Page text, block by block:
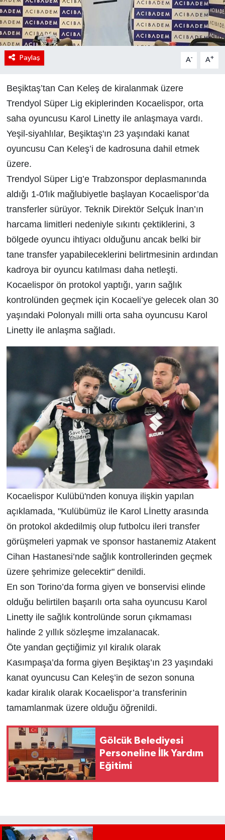
Paylaş A- A+
Beşiktaş’tan Can Keleş de kiralanmak üzere
Trendyol Süper Lig ekiplerinden Kocaelispor, orta
saha oyuncusu Karol Linetty ile anlaşmaya vardı.
Yeşil-siyahlılar, Beşiktaş'ın 23 yaşındaki kanat
oyuncusu Can Keleş’i de kadrosuna dahil etmek
üzere.
Trendyol Süper Lig’e Trabzonspor deplasmanında
aldığı 1-0'lık mağlubiyetle başlayan Kocaelispor’da
transferler sürüyor. Teknik Direktör Selçuk İnan’ın
harcama limitleri nedeniyle sıkıntı çektiklerini, 3
bölgede oyuncu ihtiyacı olduğunu ancak belki bir
tane transfer yapabileceklerini belirtmesinin ardından
kadroya bir oyuncu katılması daha netleşti.
Kocaelispor ön protokol yaptığı, yarın sağlık
kontrolünden geçmek için Kocaeli’ye gelecek olan 30
yaşındaki Polonyalı milli orta saha oyuncusu Karol
Linetty ile anlaşma sağladı.
Kocaelispor Kulübü'nden konuya ilişkin yapılan
açıklamada, "Kulübümüz ile Karol Lİnetty arasında
ön protokol akdedilmiş olup futbolcu ileri transfer
görüşmeleri yapmak ve sponsor hastanemiz Atakent
Cihan Hastanesi’nde sağlık kontrollerinden geçmek
üzere şehrimize gelecektir" denildi.
En son Torino’da forma giyen ve bonservisi elinde
olduğu belirtilen başarılı orta saha oyuncusu Karol
Linetty ile sağlık kontrolünde sorun çıkmaması
halinde 2 yıllık sözleşme imzalanacak.
Öte yandan geçtiğimiz yıl kiralık olarak
Kasımpaşa’da forma giyen Beşiktaş’ın 23 yaşındaki
kanat oyuncusu Can Keleş’in de sezon sonuna
kadar kiralık olarak Kocaelispor’a transferinin
tamamlanmak üzere olduğu öğrenildi.
Gölcük Belediyesi
Personeline İlk Yardım
Eğitimi